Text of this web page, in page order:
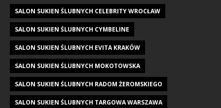
SALON SUKIEN ŚLUBNYCH CELEBRITY WROCŁAW
SALON SUKIEN ŚLUBNYCH CYMBELINE
SALON SUKIEN ŚLUBNYCH EVITA KRAKÓW
SALON SUKIEN ŚLUBNYCH MOKOTOWSKA
SALON SUKIEN ŚLUBNYCH RADOM ŻEROMSKIEGO
SALON SUKIEN ŚLUBNYCH TARGOWA WARSZAWA